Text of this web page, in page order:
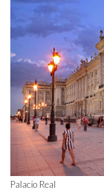
Palacio Real